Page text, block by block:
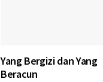
Yang Bergizi dan Yang
Beracun